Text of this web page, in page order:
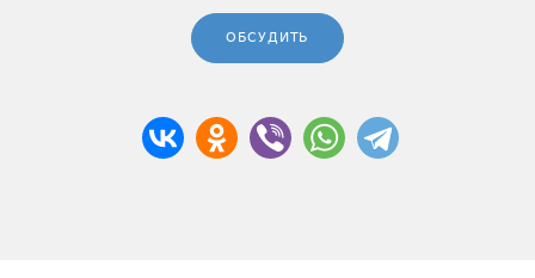
ОБСУДИТЬ